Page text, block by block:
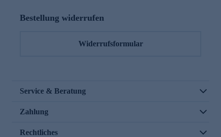
Bestellung widerrufen
Widerrufsformular
Service & Beratung
Zahlung
Rechtliches